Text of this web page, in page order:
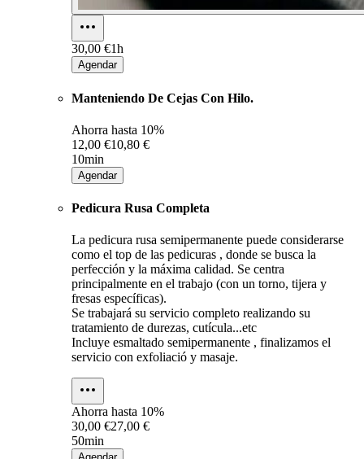
30,00 €1h
Agendar
Manteniendo De Cejas Con Hilo.
Ahorra hasta 10%
12,00 €10,80 €
10min
Agendar
Pedicura Rusa Completa
La pedicura rusa semipermanente puede considerarse
como el top de las pedicuras , donde se busca la
perfección y la máxima calidad. Se centra
principalmente en el trabajo (con un torno, tijera y
fresas específicas).
Se trabajará su servicio completo realizando su
tratamiento de durezas, cutícula...etc
Incluye esmaltado semipermanente , finalizamos el
servicio con exfoliació y masaje.
Ahorra hasta 10%
30,00 €27,00 €
50min